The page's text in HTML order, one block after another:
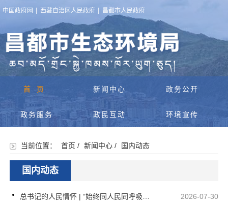
中国政府网 | 西藏自治区人民政府 | 昌都市人民政府
首页 新闻中心 政务公开
政务服务 政民互动 环境宣传
当前位置： 首页 / 新闻中心/ 国内动态
国内动态
总书记的人民情怀 | “始终同人民同呼吸、共命运、心连心” 2026-07-30